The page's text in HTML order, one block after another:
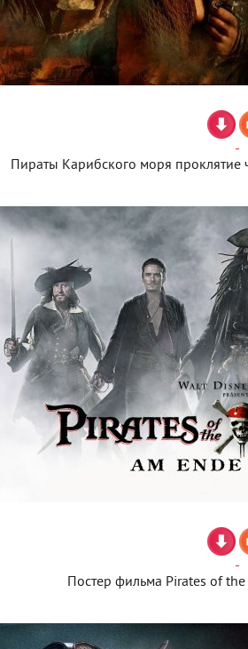
Пираты Карибского моря
Постер фильма Pirates of